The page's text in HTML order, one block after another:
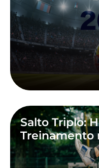
Salto Triplo:
Treinamento